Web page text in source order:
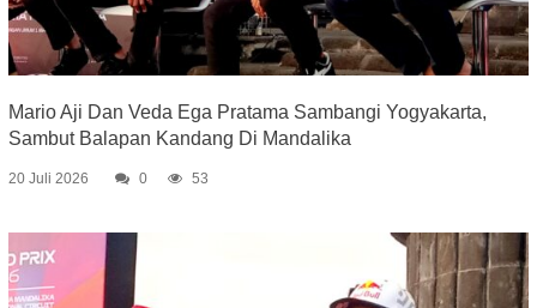
Mario Aji Dan Veda Ega Pratama Sambangi Yogyakarta,
Sambut Balapan Kandang Di Mandalika
20 Juli 2026 0 53